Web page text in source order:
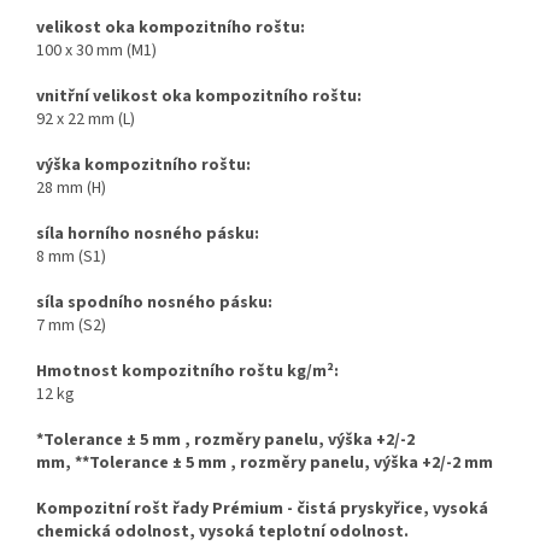
velikost oka kompozitního roštu:
100 x 30 mm (M1)
vnitřní velikost oka kompozitního roštu:
92 x 22 mm (L)
výška kompozitního roštu:
28 mm (H)
síla horního nosného pásku:
8 mm (S1)
síla spodního nosného pásku:
7 mm (S2)
Hmotnost kompozitního roštu kg/m²:
12 kg
*Tolerance ± 5 mm , rozměry panelu, výška +2/-2
mm, **Tolerance ± 5 mm , rozměry panelu, výška +2/-2 mm
Kompozitní rošt řady Prémium - čistá pryskyřice, vysoká
chemická odolnost, vysoká teplotní odolnost.